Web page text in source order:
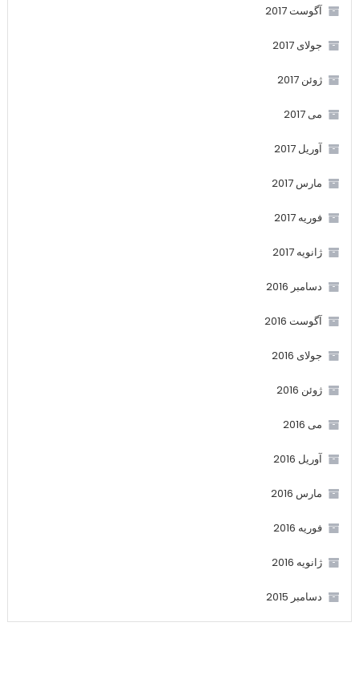
آگوست 2017
جولای 2017
ژوئن 2017
می 2017
آوریل 2017
مارس 2017
فوریه 2017
ژانویه 2017
دسامبر 2016
آگوست 2016
جولای 2016
ژوئن 2016
می 2016
آوریل 2016
مارس 2016
فوریه 2016
ژانویه 2016
دسامبر 2015